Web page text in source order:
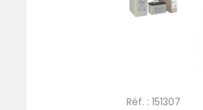
Réf. : 151307